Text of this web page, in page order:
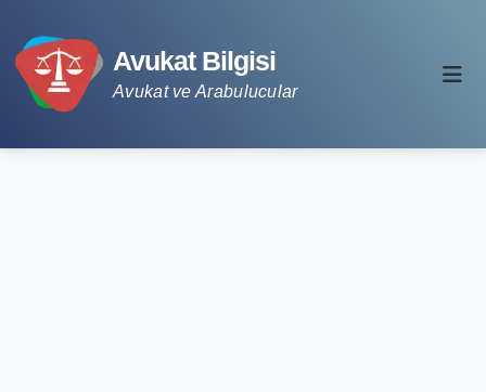
Avukat Bilgisi
Avukat ve Arabulucular